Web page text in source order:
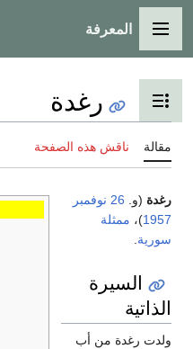
القائمة الرئيسية
المعرفة
تبديل عرض جدول المحتويات
رغدة
ناقش هذه الصفحة
(و.26 نوفمبر
)،ممثلة
.
السيرة
رغدة من أب